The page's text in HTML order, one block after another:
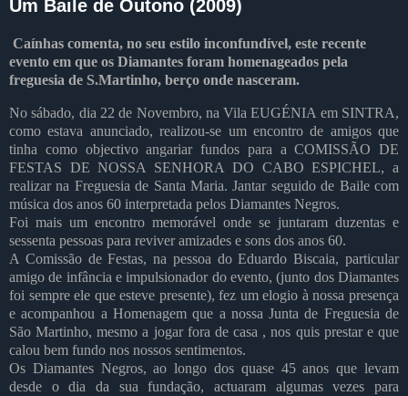
Um Baile de Outono (2009)
Caínhas comenta, no seu estilo inconfundível, este recente
evento em que os Diamantes foram homenageados pela
freguesia de S.Martinho, berço onde nasceram.
No sábado, dia 22 de Novembro, na Vila EUGÉNIA em SINTRA,
como estava anunciado, realizou-se um encontro de amigos que
tinha como objectivo angariar fundos para a COMISSÃO DE
FESTAS DE NOSSA SENHORA DO CABO ESPICHEL, a
realizar na Freguesia de Santa Maria. Jantar seguido de Baile com
música dos anos 60 interpretada pelos Diamantes Negros.
Foi mais um encontro memorável onde se juntaram duzentas e
sessenta pessoas para reviver amizades e sons dos anos 60.
A Comissão de Festas, na pessoa do Eduardo Biscaia, particular
amigo de infância e impulsionador do evento, (junto dos Diamantes
foi sempre ele que esteve presente), fez um elogio à nossa presença
e acompanhou a Homenagem que a nossa Junta de Freguesia de
São Martinho, mesmo a jogar fora de casa , nos quis prestar e que
calou bem fundo nos nossos sentimentos.
Os Diamantes Negros, ao longo dos quase 45 anos que levam
desde o dia da sua fundação, actuaram algumas vezes para